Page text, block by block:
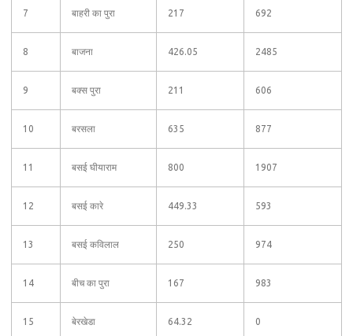
7 बाहरी का पुरा 217 692
8 बाजना 426.05 2485
9 बक्स पुरा 211 606
10 बरसला 635 877
11 बसई घीयाराम 800 1907
12 बसई कारे 449.33 593
13 बसई कविलाल 250 974
14 बीच का पुरा 167 983
15 बेरखेडा 64.32 0